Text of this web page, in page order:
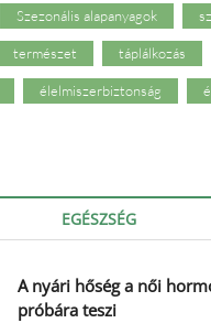
Szezonális alapanyagok
természet táplálkozás
élelmiszerbiztonság
EGÉSZSÉG
A nyári hőség a női
próbára teszi